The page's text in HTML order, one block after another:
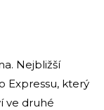
Nejbližší
Expressu, který
ve druhé